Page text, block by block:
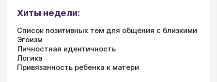
Хиты недели:
Список позитивных тем для общения с близкими
Эгоизм
Личностная идентичность
Логика
Привязанность ребенка к матери